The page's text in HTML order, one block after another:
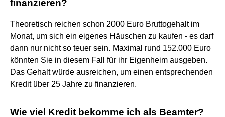
finanzieren?
Theoretisch reichen schon 2000 Euro Bruttogehalt im
Monat, um sich ein eigenes Häuschen zu kaufen - es darf
dann nur nicht so teuer sein. Maximal rund 152.000 Euro
könnten Sie in diesem Fall für ihr Eigenheim ausgeben.
Das Gehalt würde ausreichen, um einen entsprechenden
Kredit über 25 Jahre zu finanzieren.
Wie viel Kredit bekomme ich als Beamter?